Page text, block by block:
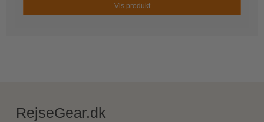
Vis produkt
RejseGear.dk